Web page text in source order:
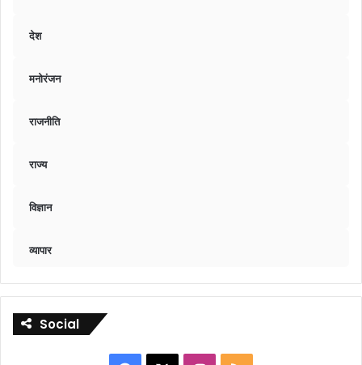
देश
मनोरंजन
राजनीति
राज्य
विज्ञान
व्यापार
Social